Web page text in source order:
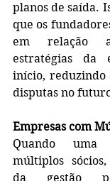
planos de saída.
que os
em relação
estratégias da
início, reduzindo
disputas no
Empresas com
Quando uma
múltiplos
da gestão